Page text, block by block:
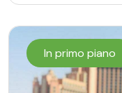
In primo piano